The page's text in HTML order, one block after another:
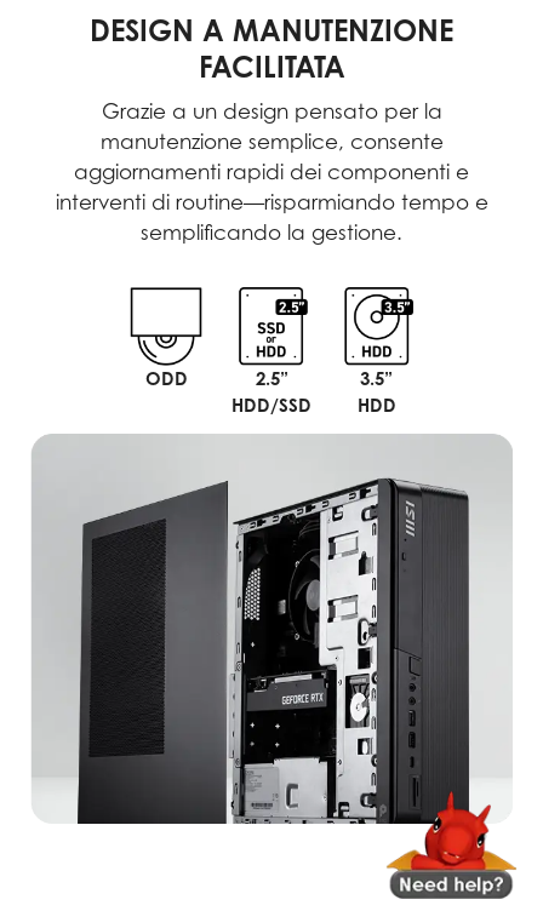
DESIGN A MANUTENZIONE
FACILITATA
Grazie a un design pensato per la
manutenzione semplice, consente
aggiornamenti rapidi dei componenti e
interventi di routine—risparmiando tempo e
semplificando la gestione.
ODD
2.5”
HDD/SSD
3.5”
HDD